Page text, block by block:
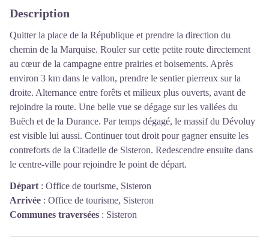
Description
Quitter la place de la République et prendre la direction du
chemin de la Marquise. Rouler sur cette petite route directement
au cœur de la campagne entre prairies et boisements. Après
environ 3 km dans le vallon, prendre le sentier pierreux sur la
droite. Alternance entre forêts et milieux plus ouverts, avant de
rejoindre la route. Une belle vue se dégage sur les vallées du
Buëch et de la Durance. Par temps dégagé, le massif du Dévoluy
est visible lui aussi. Continuer tout droit pour gagner ensuite les
contreforts de la Citadelle de Sisteron. Redescendre ensuite dans
le centre-ville pour rejoindre le point de départ.
Départ : Office de tourisme, Sisteron
Arrivée : Office de tourisme, Sisteron
Communes traversées : Sisteron